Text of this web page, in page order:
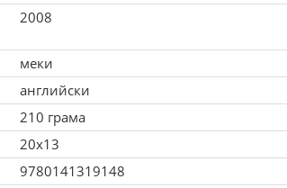
2008
меки
английски
210 грама
20x13
9780141319148